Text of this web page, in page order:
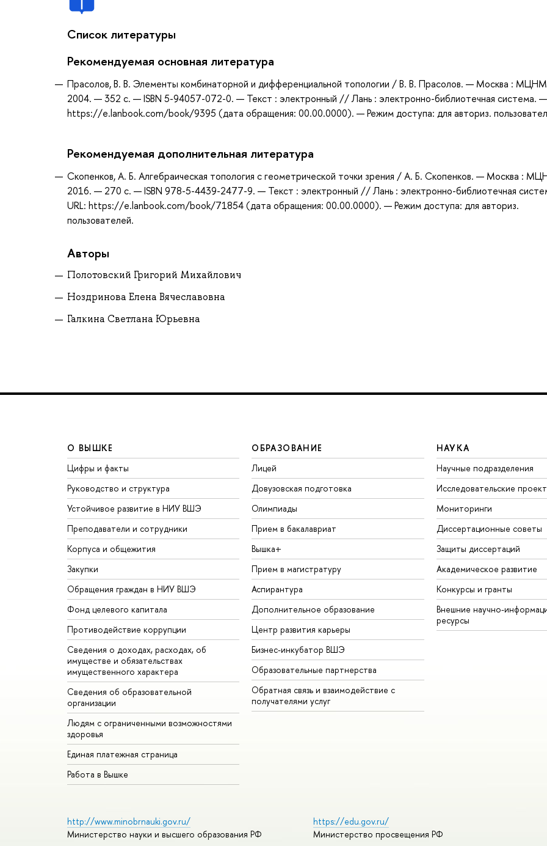
Список литературы
Рекомендуемая основная литература
Прасолов, В. В. Элементы комбинаторной и дифференциальной топологии / В. В. Прасолов. — Москва :
2004. — 352 с. — ISBN 5-94057-072-0. — Текст : электронный // Лань : электронно-библиотечная система. —
https://e.lanbook.com/book/9395 (дата обращения: 00.00.0000). — Режим доступа: для авториз.
Рекомендуемая дополнительная литература
Скопенков, А. Б. Алгебраическая топология с геометрической точки зрения / А. Б. Скопенков. — Москва :
2016. — 270 с. — ISBN 978-5-4439-2477-9. — Текст : электронный // Лань : электронно-библиотечная
URL: https://e.lanbook.com/book/71854 (дата обращения: 00.00.0000). — Режим доступа: для авториз.
пользователей.
Авторы
Полотовский Григорий Михайлович
Ноздринова Елена Вячеславовна
Галкина Светлана Юрьевна
О ВЫШКЕ
Цифры и факты
Руководство и структура
Устойчивое развитие в НИУ ВШЭ
Преподаватели и сотрудники
Корпуса и общежития
Закупки
Обращения граждан в НИУ ВШЭ
Фонд целевого капитала
Противодействие коррупции
Сведения о доходах, расходах, об
имуществе и обязательствах
имущественного характера
Сведения об образовательной
организации
Людям с ограниченными возможностями
здоровья
Единая платежная страница
Работа в Вышке
ОБРАЗОВАНИЕ
Лицей
Довузовская подготовка
Олимпиады
Прием в бакалавриат
Вышка+
Прием в магистратуру
Аспирантура
Дополнительное образование
Центр развития карьеры
Бизнес-инкубатор ВШЭ
Образовательные партнерства
Обратная связь и взаимодействие с
получателями услуг
НАУКА
Научные подразделения
Исследовательские
Мониторинги
Диссертационные советы
Защиты диссертаций
Академическое развитие
Конкурсы и гранты
Внешние научно-
ресурсы
http://www.minobrnauki.gov.ru/
Министерство науки и высшего образования РФ
https://edu.gov.ru/
Министерство просвещения РФ